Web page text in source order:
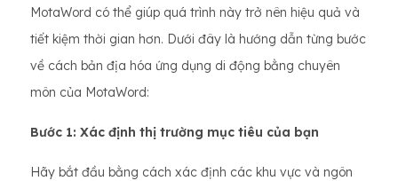
MotaWord có thể giúp quá trình này trở nên hiệu quả và
tiết kiệm thời gian hơn. Dưới đây là hướng dẫn từng bước
về cách bản địa hóa ứng dụng di động bằng chuyên
môn của MotaWord:
Bước 1: Xác định thị trường mục tiêu của bạn
Hãy bắt đầu bằng cách xác định các khu vực và ngôn